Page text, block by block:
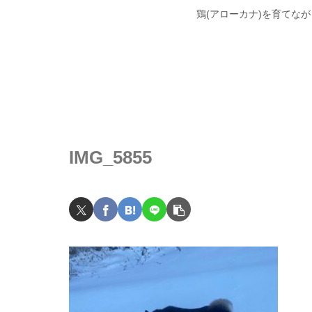
鶏(アローカナ)を育てな
IMG_5855